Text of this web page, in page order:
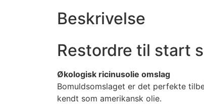
Beskrivelse
Restordre til start
Økologisk ricinusolie omslag
Bomuldsomslaget er det perfekte
kendt som amerikansk olie.